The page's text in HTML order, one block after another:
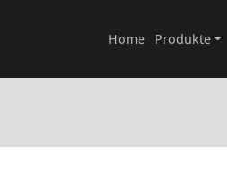
Home Produkte